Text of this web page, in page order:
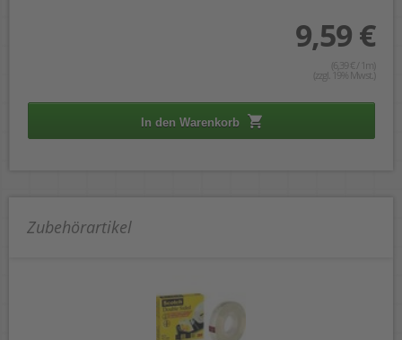
9,59 €
(6,39 € / 1m)
(zzgl. 19% Mwst.)
In den Warenkorb
Zubehörartikel